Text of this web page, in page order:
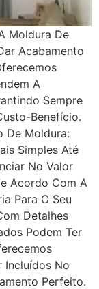
Moldura De
Acabamento
A
Sempre
Benefício.
De Moldura:
Simples Até
No Valor
Acordo Com A
Para O Seu
Detalhes
Podem Ter
Incluídos No
Perfeito.